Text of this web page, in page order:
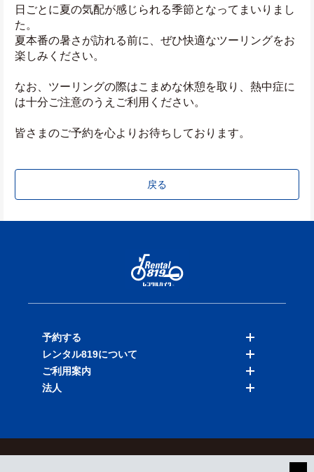
日ごとに夏の気配が感じられる季節となってまいりまし
た。
夏本番の暑さが訪れる前に、ぜひ快適なツーリングをお
楽しみください。
なお、ツーリングの際はこまめな休憩を取り、熱中症に
は十分ご注意のうえご利用ください。
皆さまのご予約を心よりお待ちしております。
戻る
予約する
バイクを探す
店舗を探す
レンタル819について
料金表
ご利用案内
法人